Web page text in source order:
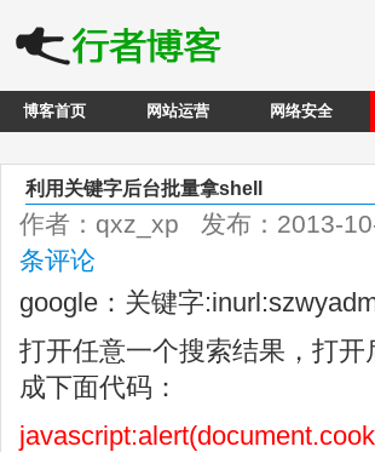
博客首页 网站运营 网络安全
利用关键字后台批量拿shell
作者：qxz_xp 发布：2013-
条评论
google：关键字
打开任意一个搜索结果，打
成下面代码：